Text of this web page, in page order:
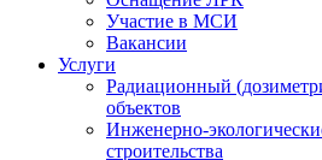
Участие в МСИ
Вакансии
Услуги
Радиационный
объектов
Инженерно-
строительства